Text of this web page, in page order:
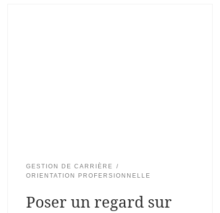
GESTION DE CARRIÈRE
ORIENTATION PROFERSIONNELLE
Poser un regard sur